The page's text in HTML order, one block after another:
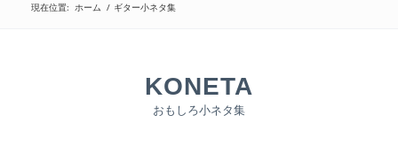
現在位置: ホーム / ギター小ネタ集
KONETA
おもしろ小ネタ集